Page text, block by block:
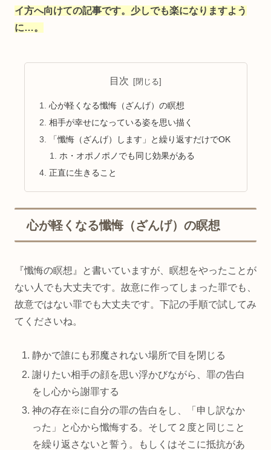
イ方へ向けての記事です。少しでも楽になりますよう
に…。
目次
心が軽くなる懺悔（ざんげ）の瞑想
相手が幸せになっている姿を思い描く
「懺悔（ざんげ）します」と繰り返すだけでOK
ホ・オポノポノでも同じ効果がある
正直に生きること
心が軽くなる懺悔（ざんげ）の瞑想
『懺悔の瞑想』と書いていますが、瞑想をやったことが
ない人でも大丈夫です。故意に作ってしまった罪でも、
故意ではない罪でも大丈夫です。下記の手順で試してみ
てくださいね。
静かで誰にも邪魔されない場所で目を閉じる
謝りたい相手の顔を思い浮かびながら、罪の告白
をし心から謝罪する
神の存在※に自分の罪の告白をし、「申し訳なか
った」と心から懺悔する。そして２度と同じこと
を繰り返さないと誓う。もしくはそこに抵抗があ